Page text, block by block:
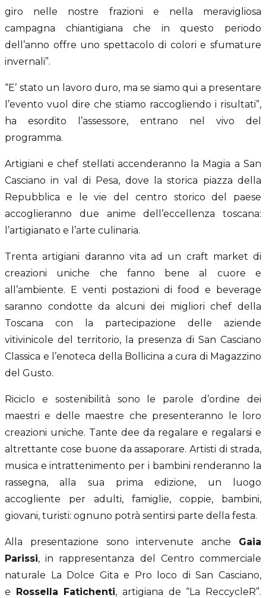
giro nelle nostre frazioni e nella meravigliosa
campagna chiantigiana che in questo periodo
dell’anno offre uno spettacolo di colori e sfumature
invernali”.
“E’ stato un lavoro duro, ma se siamo qui a presentare
l’evento vuol dire che stiamo raccogliendo i risultati”,
ha esordito l’assessore, entrano nel vivo del
programma.
Artigiani e chef stellati accenderanno la Magia a San
Casciano in val di Pesa, dove la storica piazza della
Repubblica e le vie del centro storico del paese
accoglieranno due anime dell’eccellenza toscana:
l’artigianato e l’arte culinaria.
Trenta artigiani daranno vita ad un craft market di
creazioni uniche che fanno bene al cuore e
all’ambiente. E venti postazioni di food e beverage
saranno condotte da alcuni dei migliori chef della
Toscana con la partecipazione delle aziende
vitivinicole del territorio, la presenza di San Casciano
Classica e l’enoteca della Bollicina a cura di Magazzino
del Gusto.
Riciclo e sostenibilità sono le parole d’ordine dei
maestri e delle maestre che presenteranno le loro
creazioni uniche. Tante dee da regalare e regalarsi e
altrettante cose buone da assaporare. Artisti di strada,
musica e intrattenimento per i bambini renderanno la
rassegna, alla sua prima edizione, un luogo
accogliente per adulti, famiglie, coppie, bambini,
giovani, turisti: ognuno potrà sentirsi parte della festa.
Alla presentazione sono intervenute anche Gaia
Parissi, in rappresentanza del Centro commerciale
naturale La Dolce Gita e Pro loco di San Casciano,
e Rossella Fatichenti, artigiana de “La ReccycleR”.